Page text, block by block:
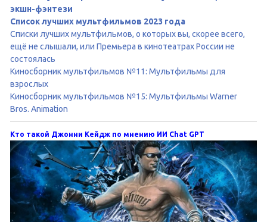
экшн-фэнтези
Список лучших мультфильмов 2023 года
Списки лучших мультфильмов, о которых вы, скорее всего,
ещё не слышали, или Премьера в кинотеатрах России не
состоялась
Киносборник мультфильмов №11: Мультфильмы для
взрослых
Киносборник мультфильмов №15: Мультфильмы Warner
Bros. Animation
Кто такой Джонни Кейдж по мнению ИИ Chat GPT